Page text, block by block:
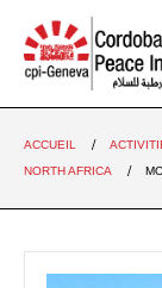
ACCUEIL
NORTH AFRICA